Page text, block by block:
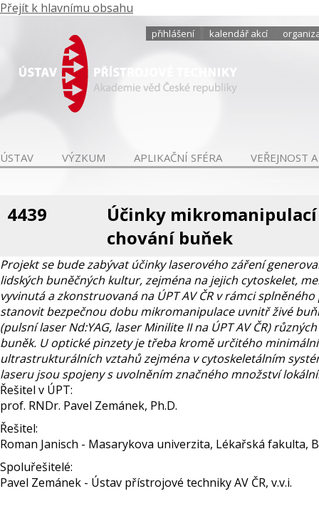
Přejít k hlavnímu obsahu
přihlášení kalendář akcí
ÚSTAV VÝZKUM APLIKAČNÍ SFÉRA VEŘEJNOST
4439
Účinky
chování buňek
Projekt se bude zabývat účinky laserového záření
lidských buněčných kultur, zejména na jejich cytoskelet,
vyvinutá a zkonstruovaná na ÚPT AV ČR v rámci
stanovit bezpečnou dobu mikromanipulace uvnitř živé
(pulsní laser Nd:YAG, laser Minilite II na ÚPT AV ČR)
buněk. U optické pinzety je třeba kromě určitého
ultrastrukturálních vztahů zejména v cytoskeletálním
laseru jsou spojeny s uvolněním značného množství
Řešitel v ÚPT:
prof. RNDr. Pavel Zemánek, Ph.D.
Řešitel:
Roman Janisch - Masarykova univerzita, Lékařská fakulta,
Spoluřešitelé:
Pavel Zemánek - Ústav přístrojové techniky AV ČR, v.v.i.